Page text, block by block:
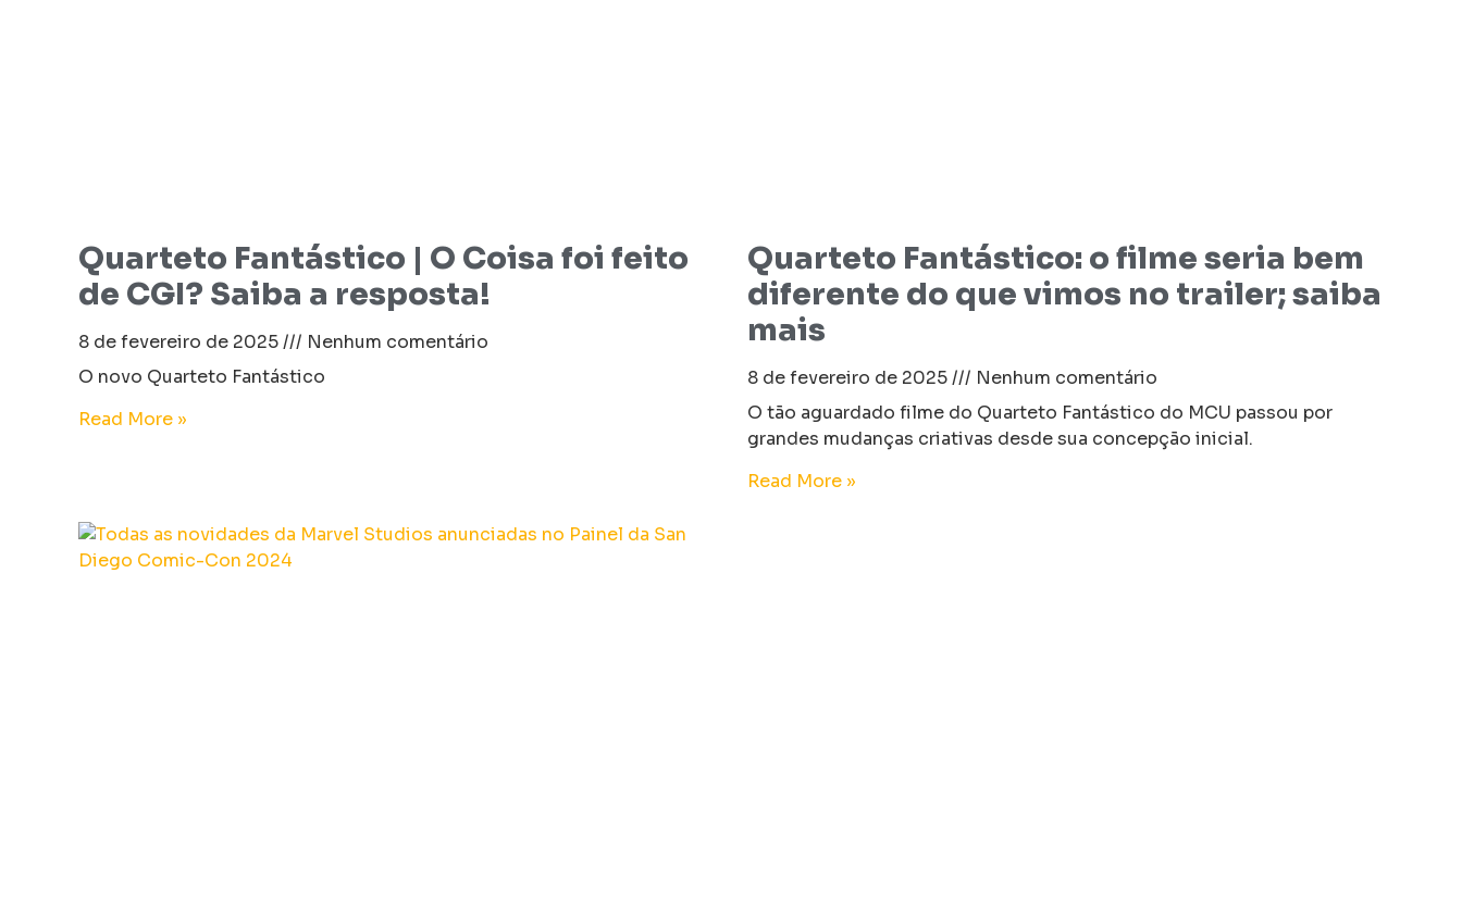
Quarteto Fantástico | O Coisa foi feito
de CGI? Saiba a resposta!
8 de fevereiro de 2025
Nenhum comentário
O novo Quarteto Fantástico
Read More »
Quarteto Fantástico: o filme seria bem
diferente do que vimos no trailer; saiba
mais
8 de fevereiro de 2025
Nenhum comentário
O tão aguardado filme do Quarteto Fantástico do MCU passou por
grandes mudanças criativas desde sua concepção inicial.
Read More »